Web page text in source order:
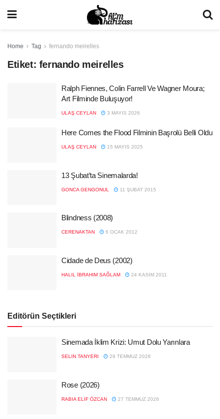
Home Tag fernando meirelles
Etiket: fernando meirelles
Ralph Fiennes, Colin Farrell Ve Wagner Moura;
Art Filminde Buluşuyor!
ULAŞ CEYLAN 3 MAYIS 2026
Here Comes the Flood Filminin Başrolü Belli Oldu
ULAŞ CEYLAN 15 MAYIS 2025
13 Şubat’ta Sinemalarda!
GONCA GENGONUL 11 ŞUBAT 2015
Blindness (2008)
CERENAKTAN 6 OCAK 2012
Cidade de Deus (2002)
HALIL İBRAHIM SAĞLAM 24 KASIM 2011
Editörün Seçtikleri
Sinemada İklim Krizi: Umut Dolu Yarınlara
SELIN TANYERI 29 TEMMUZ 2026
Rose (2026)
RABIA ELIF ÖZCAN 27 TEMMUZ 2026